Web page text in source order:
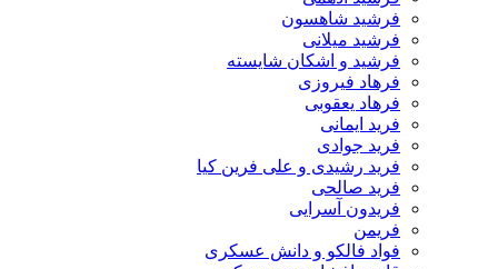
فرشید شاهسون
فرشید میلانی
فرشید و اشکان شایسته
فرهاد فیروزی
فرهاد یعقوبی
فرید ایمانی
فرید جوادی
فرید رشیدی و علی فرین کیا
فرید صالحی
فریدون آسرایی
فریمن
فواد فالکو و دانش عسکری